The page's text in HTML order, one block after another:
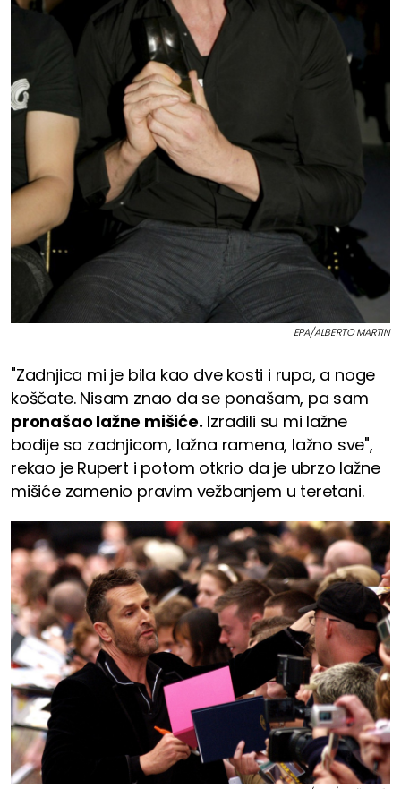
EPA/ALBERTO MARTIN
"Zadnjica mi je bila kao dve kosti i rupa, a noge
koščate. Nisam znao da se ponašam, pa sam
pronašao lažne mišiće. Izradili su mi lažne
bodije sa zadnjicom, lažna ramena, lažno sve",
rekao je Rupert i potom otkrio da je ubrzo lažne
mišiće zamenio pravim vežbanjem u teretani.